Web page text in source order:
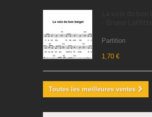
Partition
1,70 €
Toutes les meilleures ventes